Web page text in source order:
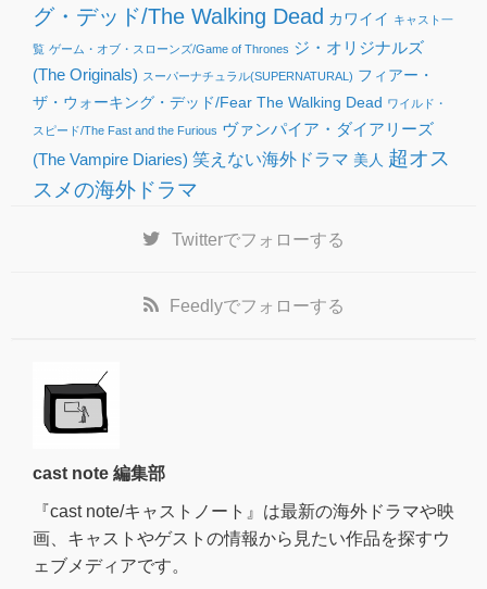
グ・デッド/The Walking Dead カワイイ キャスト一
覧 ゲーム・オブ・スローンズ/Game of Thrones ジ・オリジナルズ
(The Originals) スーパーナチュラル(SUPERNATURAL) フィアー・
ザ・ウォーキング・デッド/Fear The Walking Dead ワイルド・
スピード/The Fast and the Furious ヴァンパイア・ダイアリーズ
(The Vampire Diaries) 笑えない海外ドラマ 美人 超オス
スメの海外ドラマ
Twitterでフォローする
Feedlyでフォローする
cast note 編集部
『cast note/キャストノート』は最新の海外ドラマや映
画、キャストやゲストの情報から見たい作品を探すウ
ェブメディアです。